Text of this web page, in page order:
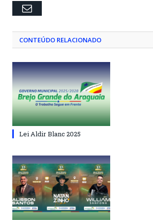
Email
CONTEÚDO RELACIONADO
Lei Aldir Blanc 2025